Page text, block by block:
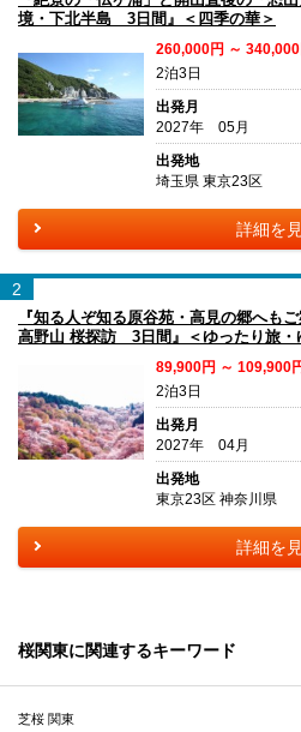
境・下北半島 3日間』＜四季の華＞
260,000円 ～ 340,000
2泊3日
出発月
2027年 05月
出発地
埼玉県 東京23区
詳細を
2
『知る人ぞ知る原谷苑・高見の郷へも
高野山 桜探訪 3日間』＜ゆったり旅・
89,900円 ～ 109,900
2泊3日
出発月
2027年 04月
出発地
東京23区 神奈川県
詳細を
桜関東に関連するキーワード
芝桜 関東